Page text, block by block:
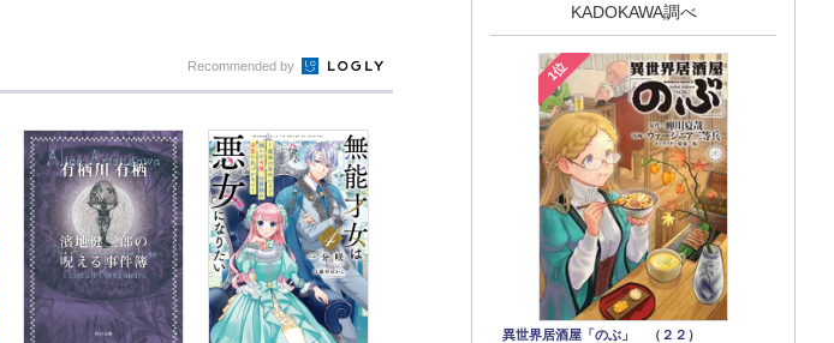
KADOKAWA調べ
1位
異世界居酒屋「のぶ」 （２２）
Recommended by